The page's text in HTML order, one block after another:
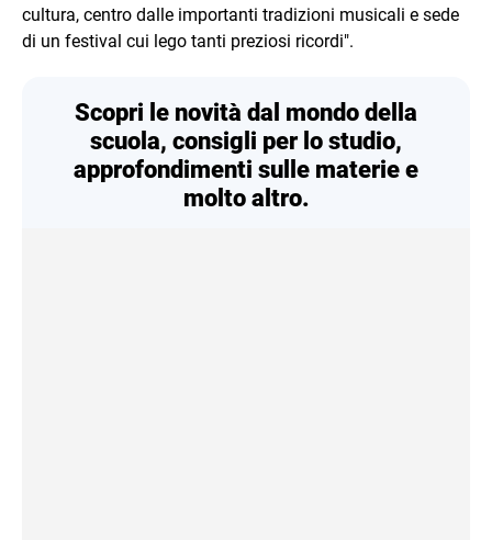
cultura, centro dalle importanti tradizioni musicali e sede
di un festival cui lego tanti preziosi ricordi".
Scopri le novità dal mondo della
scuola, consigli per lo studio,
approfondimenti sulle materie e
molto altro.